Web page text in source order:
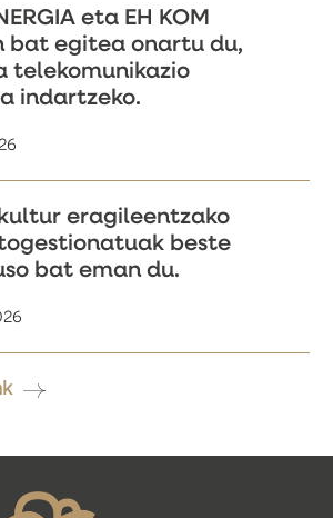
eta EH KOM
bat egitea onartu du,
telekomunikazio
indartzeko.
eragileentzako
beste
bat eman du.